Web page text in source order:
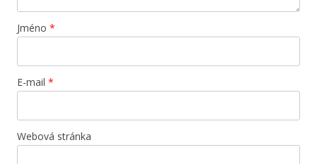
Jméno *
E-mail *
Webová stránka